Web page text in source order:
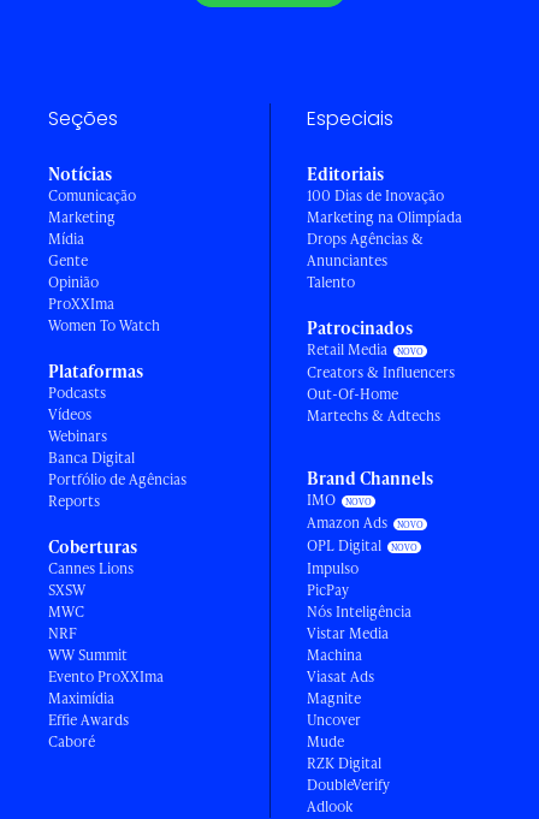
Seções
Notícias
Comunicação
Marketing
Mídia
Gente
Opinião
ProXXIma
Women To Watch
Plataformas
Podcasts
Vídeos
Webinars
Banca Digital
Portfólio de Agências
Reports
Coberturas
Cannes Lions
SXSW
MWC
NRF
WW Summit
Evento ProXXIma
Maximídia
Effie Awards
Caboré
Especiais
Editoriais
100 Dias de Inovação
Marketing na Olimpíada
Drops Agências &
Anunciantes
Talento
Patrocinados
Retail Media
Creators & Influencers
Out-Of-Home
Martechs & Adtechs
Brand Channels
IMO
Amazon Ads
OPL Digital
Impulso
PicPay
Nós Inteligência
Vistar Media
Machina
Viasat Ads
Magnite
Uncover
Mude
RZK Digital
DoubleVerify
Adlook